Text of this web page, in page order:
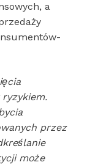
a
przez
może